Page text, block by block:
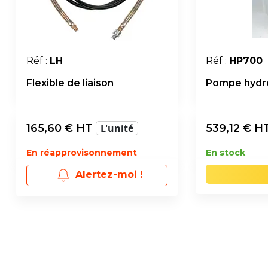
Réf : LH
Flexible de liaison
165,60 € HT L'unité
En réapprovisonnement
Alertez-moi !
Réf : HP700
Pompe
539,12 €
En stock